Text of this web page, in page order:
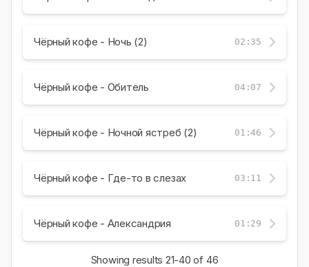
Чёрный кофе - Ночь (2) 02:35
Чёрный кофе - Обитель 04:07
Чёрный кофе - Ночной ястреб (2) 01:46
Чёрный кофе - Где-то в слезах 03:11
Чёрный кофе - Александрия 01:29
Showing results 21-40 of 46